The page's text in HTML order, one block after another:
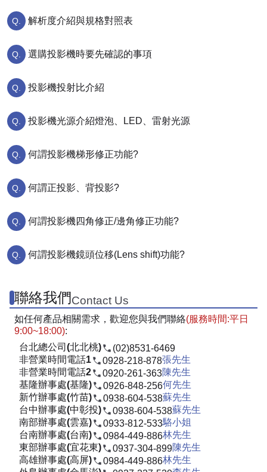
解析度介紹與規格對照表
選購投影機時要先確認的事項
投影機投射比介紹
投影機光源介紹燈泡、LED、雷射光源
何謂投影機梯形修正功能?
何謂正投影、背投影?
何謂投影機四角修正/邊角修正功能?
何謂投影機鏡頭位移(Lens shift)功能?
聯絡我們Contact Us
如任何產品相關需求，歡迎您與我們聯絡(服務時間:平日
9:00~18:00):
台北總公司(北北桃)
(02)8531-6469
非營業時間電話1
0928-218-878張先生
非營業時間電話2
0920-261-363陳先生
基隆辦事處(基隆)
0926-848-256何先生
新竹辦事處(竹苗)
0938-604-538蘇先生
台中辦事處(中彰投)
0938-604-538蘇先生
南部辦事處(雲嘉)
0933-812-533駱小姐
台南辦事處(台南)
0984-449-886林先生
東部辦事處(宜花東)
0937-304-899陳先生
高雄辦事處(高屏)
0984-449-886林先生